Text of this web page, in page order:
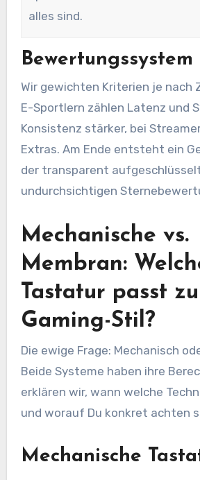
alles sind.
Bewertungssystem
Wir gewichten Kriterien je nach
E-Sportlern zählen Latenz und
Konsistenz stärker, bei
Extras. Am Ende entsteht ein
der transparent
undurchsichtigen
Mechanische vs.
Membran:
Tastatur passt
Gaming-Stil?
Die ewige Frage: Mechanisch
Beide Systeme haben ihre
erklären wir, wann welche
und worauf Du konkret achten
Mechanische